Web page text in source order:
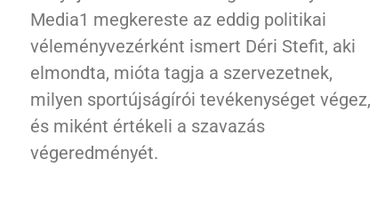
Media1 megkereste az eddig politikai
véleményvezérként ismert Déri Stefit, aki
elmondta, mióta tagja a szervezetnek,
milyen sportújságírói tevékenységet végez,
és miként értékeli a szavazás
végeredményét.